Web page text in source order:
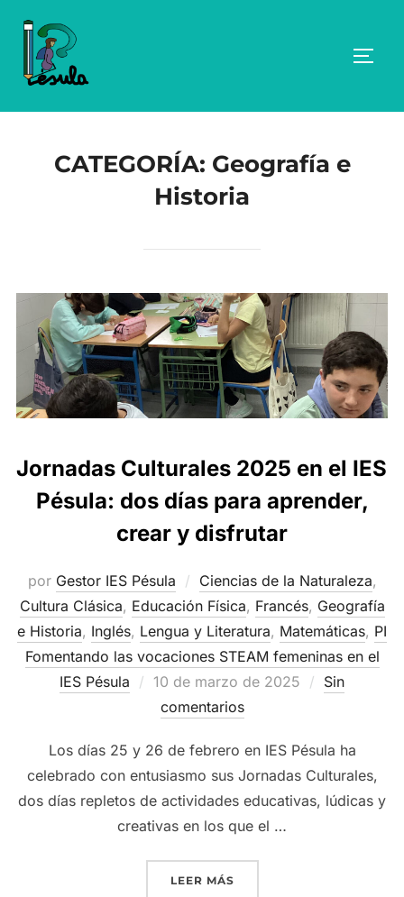
contenido
CATEGORÍA: Geografía e
Historia
Jornadas Culturales 2025 en el IES
Pésula: dos días para aprender,
crear y disfrutar
por Gestor IES Pésula Ciencias de la Naturaleza,
Cultura Clásica, Educación Física, Francés, Geografía
e Historia, Inglés, Lengua y Literatura, Matemáticas, PI
Fomentando las vocaciones STEAM femeninas en el
IES Pésula
Publicado
el
10 de marzo de 2025
Sin
comentarios
Los días 25 y 26 de febrero en IES Pésula ha
celebrado con entusiasmo sus Jornadas Culturales,
dos días repletos de actividades educativas, lúdicas y
creativas en los que el …
LEER MÁS«JORNADAS